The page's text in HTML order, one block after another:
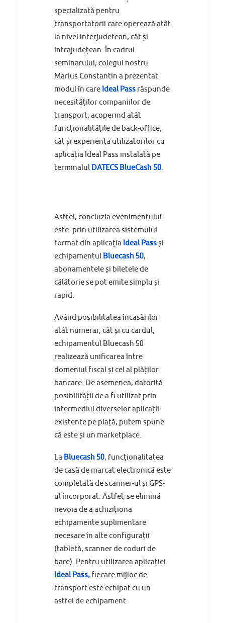
specializată pentru
transportatorii care operează atât
la nivel interjudetean, cât și
intrajudețean. În cadrul
seminarului, colegul nostru
Marius Constantin a prezentat
modul în careIdeal Passrăspunde
necesităților companiilor de
transport, acoperind atât
funcționalitățile de back-office,
cât și experiența utilizatorilor cu
aplicația Ideal Pass instalată pe
terminalulDATECS BlueCash 50.
Astfel, concluzia evenimentului
este: prin utilizarea sistemului
format din aplicațiaIdeal Passși
echipamentulBluecash 50,
abonamentele și biletele de
călătorie se pot emite simplu și
rapid.
Având posibilitatea încasărilor
atât numerar, cât și cu cardul,
echipamentul Bluecash 50
realizează unificarea între
domeniul fiscal și cel al plăților
bancare. De asemenea, datorită
posibilității de a fi utilizat prin
intermediul diverselor aplicații
existente pe piață, putem spune
că este și un marketplace.
LaBluecash 50, funcționalitatea
de casă de marcat electronică este
completată de scanner-ul și GPS-
ul încorporat. Astfel, se elimină
nevoia de a achiziționa
echipamente suplimentare
necesare în alte configurații
(tabletă, scanner de coduri de
bare). Pentru utilizarea aplicației
Ideal Pass, fiecare mijloc de
transport este echipat cu un
astfel de echipament.